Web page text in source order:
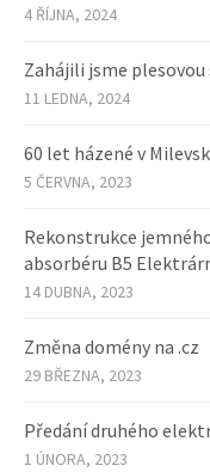
4 ŘÍJNA, 2024
Zahájili jsme plesovou
11 LEDNA, 2024
60 let házené v
5 ČERVNA, 2023
Rekonstrukce
absorbéru B5
14 DUBNA, 2023
Změna domény na .cz
29 BŘEZNA, 2023
Předání druhého
1 ÚNORA, 2023